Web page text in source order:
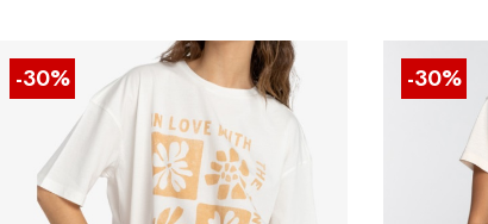
-30% -30%